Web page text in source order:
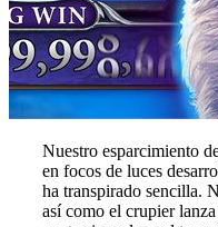
Nuestro esparcimiento
en focos de luces
ha transpirado sencilla.
así­ como el crupier